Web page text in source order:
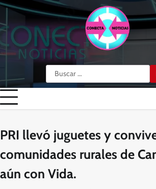
Skip
content
Buscar:
PRI llevó juguetes y
comunidades rurales de
aún con Vida.